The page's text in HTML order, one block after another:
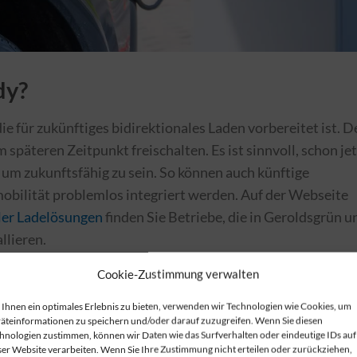
Cookie-Zustimmung verwalten
Ihnen ein optimales Erlebnis zu bieten, verwenden wir Technologien wie Cookies, um
zu speichern und/oder darauf zuzugreifen. Wenn Sie diesen
zustimmen, können wir Daten wie das Surfverhalten oder eindeutige IDs auf
Website verarbeiten. Wenn Sie Ihre Zustimmung nicht erteilen oder zurückziehen,
für zukünftiges bidirektionales Laden vorbereitet ist.
späteren Zeitpunkt freischalten. Es ist sinnvoll, schon
zukunftsfähig zu sein. So können auch künftige
problemlos integriert werden. Auf der Webseite
Ladelösungenfinden Sie Betriebe, die in Geroldsgrün
verschiedenen Arten von
für bidirektionales Laden, wie V2G (Vehicle-to-Grid),